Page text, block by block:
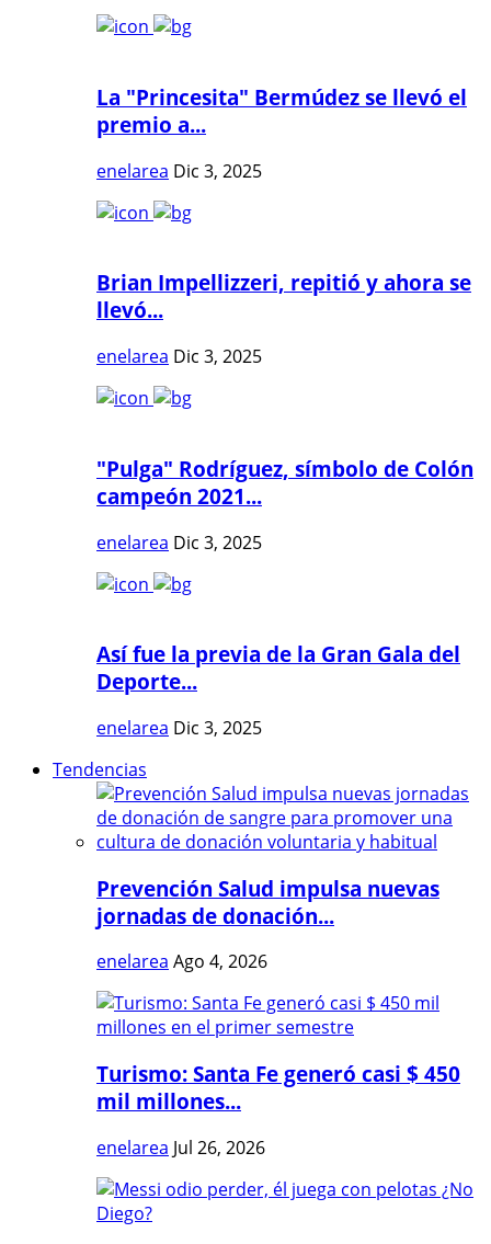
La "Princesita" Bermúdez se llevó el
premio a...
enelarea Dic 3, 2025
Brian Impellizzeri, repitió y ahora se
llevó...
enelarea Dic 3, 2025
"Pulga" Rodríguez, símbolo de Colón
campeón 2021...
enelarea Dic 3, 2025
Así fue la previa de la Gran Gala del
Deporte...
enelarea Dic 3, 2025
Tendencias
Prevención Salud impulsa nuevas
jornadas de donación...
enelarea Ago 4, 2026
Turismo: Santa Fe generó casi $ 450
mil millones...
enelarea Jul 26, 2026